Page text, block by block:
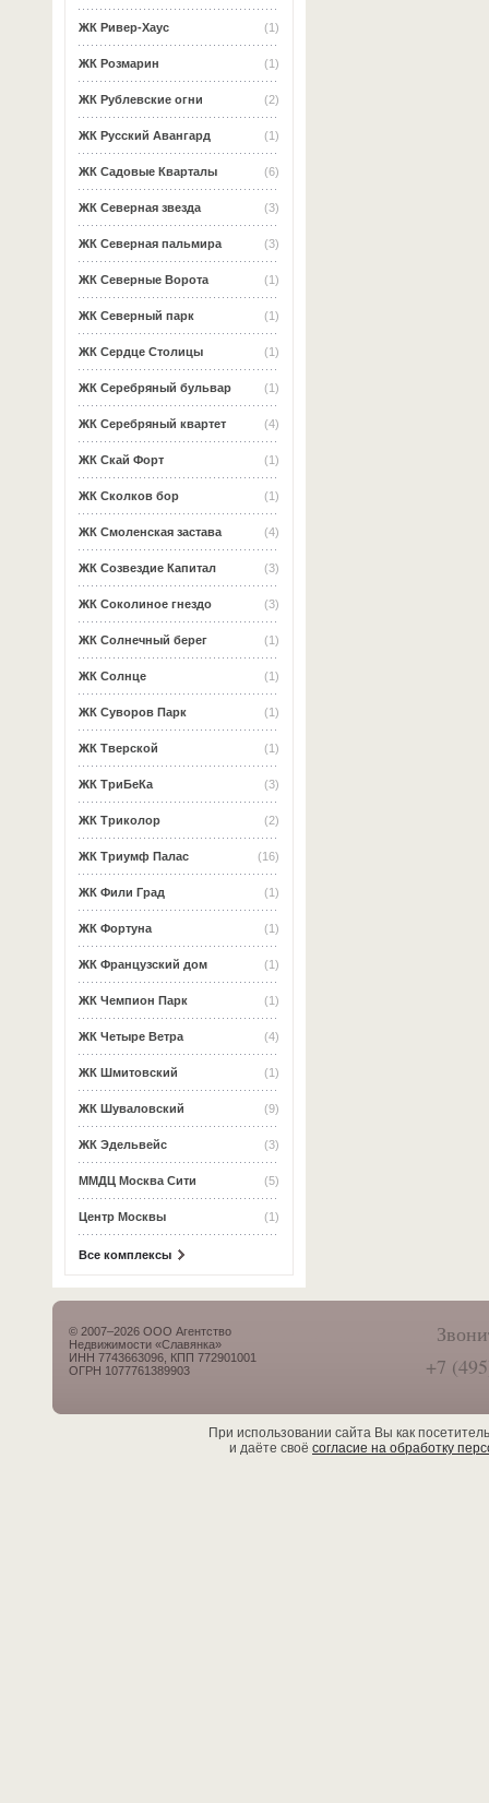
(1)
ЖК Ривер-Хаус
(1)
ЖК Розмарин
(2)
ЖК Рублевские огни
(1)
ЖК Русский Авангард
(6)
ЖК Садовые Кварталы
(3)
ЖК Северная звезда
(3)
ЖК Северная пальмира
(1)
ЖК Северные Ворота
(1)
ЖК Северный парк
(1)
ЖК Сердце Столицы
(1)
ЖК Серебряный бульвар
(4)
ЖК Серебряный квартет
(1)
ЖК Скай Форт
(1)
ЖК Сколков бор
(4)
ЖК Смоленская застава
(3)
ЖК Созвездие Капитал
(3)
ЖК Соколиное гнездо
(1)
ЖК Солнечный берег
(1)
ЖК Солнце
(1)
ЖК Суворов Парк
(1)
ЖК Тверской
(3)
ЖК ТриБеКа
(2)
ЖК Триколор
(16)
ЖК Триумф Палас
(1)
ЖК Фили Град
(1)
ЖК Фортуна
(1)
ЖК Французский дом
(1)
ЖК Чемпион Парк
(4)
ЖК Четыре Ветра
(1)
ЖК Шмитовский
(9)
ЖК Шуваловский
(3)
ЖК Эдельвейс
(5)
ММДЦ Москва Сити
(1)
Центр Москвы
Все комплексы
© 2007–2026 ООО Агентство
Недвижимости «Славянка»
ИНН 7743663096, КПП 772901001
ОГРН 1077761389903
+7
При использовании сайта Вы как
и даёте своё согласие на обработку